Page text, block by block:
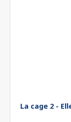
La cage 2 -